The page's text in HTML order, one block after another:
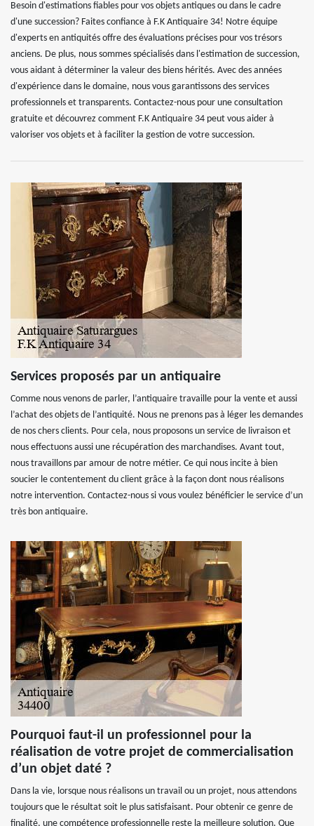
Besoin d'estimations fiables pour vos objets antiques ou dans le cadre
d'une succession? Faites confiance à F.K Antiquaire 34! Notre équipe
d'experts en antiquités offre des évaluations précises pour vos trésors
anciens. De plus, nous sommes spécialisés dans l'estimation de succession,
vous aidant à déterminer la valeur des biens hérités. Avec des années
d'expérience dans le domaine, nous vous garantissons des services
professionnels et transparents. Contactez-nous pour une consultation
gratuite et découvrez comment F.K Antiquaire 34 peut vous aider à
valoriser vos objets et à faciliter la gestion de votre succession.
Services proposés par un antiquaire
Comme nous venons de parler, l’antiquaire travaille pour la vente et aussi
l’achat des objets de l’antiquité. Nous ne prenons pas à léger les demandes
de nos chers clients. Pour cela, nous proposons un service de livraison et
nous effectuons aussi une récupération des marchandises. Avant tout,
nous travaillons par amour de notre métier. Ce qui nous incite à bien
soucier le contentement du client grâce à la façon dont nous réalisons
notre intervention. Contactez-nous si vous voulez bénéficier le service d’un
très bon antiquaire.
Pourquoi faut-il un professionnel pour la
réalisation de votre projet de commercialisation
d’un objet daté ?
Dans la vie, lorsque nous réalisons un travail ou un projet, nous attendons
toujours que le résultat soit le plus satisfaisant. Pour obtenir ce genre de
finalité, une compétence professionnelle reste la meilleure solution. Que